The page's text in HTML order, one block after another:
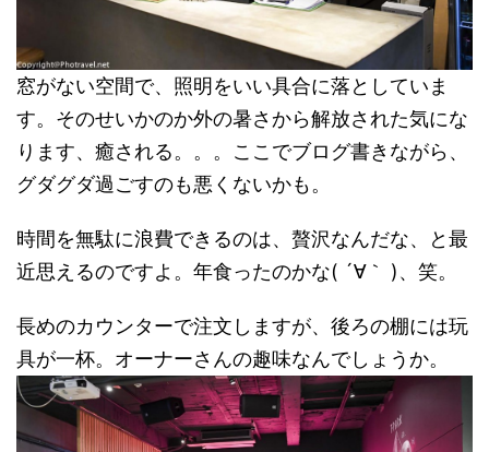
窓がない空間で、照明をいい具合に落としていま
す。そのせいかのか外の暑さから解放された気にな
ります、癒される。。。ここでブログ書きながら、
グダグダ過ごすのも悪くないかも。
時間を無駄に浪費できるのは、贅沢なんだな、と最
近思えるのですよ。年食ったのかな( ´∀｀ )、笑。
長めのカウンターで注文しますが、後ろの棚には玩
具が一杯。オーナーさんの趣味なんでしょうか。